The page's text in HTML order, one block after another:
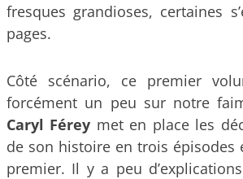
fresques grandioses, certaines
pages.
Côté scénario, ce premier
forcément un peu sur notre
Caryl Férey met en place les
de son histoire en trois épisodes
premier. Il y a peu